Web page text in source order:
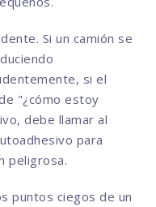
Si un camión se
si el
"¿cómo estoy
debe llamar al
para
peligrosa.
puntos ciegos de un